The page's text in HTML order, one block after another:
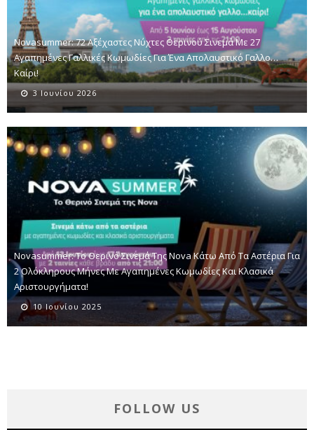
Novasummer: 72 Αξέχαστες Νύχτες Θερινού Σινεμά Με 27
Αγαπημένες Γαλλικές Κωμωδίες Για Ένα Απολαυστικό Γαλλο…
Καίρι!
3 Ιουνίου 2026
Novasummer: Το Θερινό Σινεμά Της Nova Κάτω Από Τα Αστέρια Για
2 Ολόκληρους Μήνες Με Αγαπημένες Κωμωδίες Και Κλασικά
Αριστουργήματα!
10 Ιουνίου 2025
FOLLOW US